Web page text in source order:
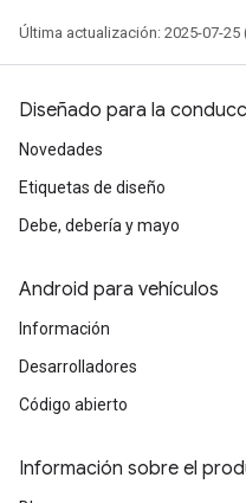
Última actualización: 2025-07-25
Diseñado para la
Novedades
Etiquetas de diseño
Debe, debería y mayo
Android para vehículos
Información
Desarrolladores
Código abierto
Información sobre el